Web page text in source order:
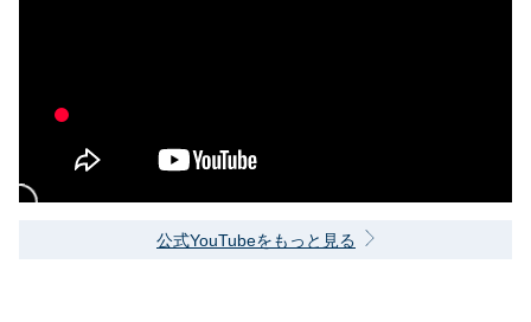
公式YouTubeをもっと見る